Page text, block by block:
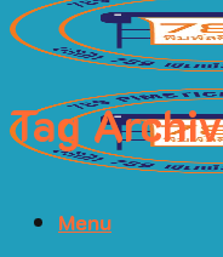
Menu
Tag